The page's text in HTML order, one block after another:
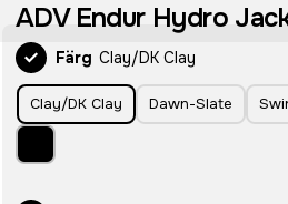
ADV Endur Hydro
Färg Clay/DK Clay
Clay/DK Clay Dawn-Slate